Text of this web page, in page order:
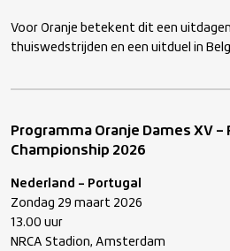
Voor Oranje betekent dit een
thuiswedstrijden en een uitduel in
Programma Oranje Dames XV –
Championship 2026
Nederland – Portugal
Zondag 29 maart 2026
13.00 uur
NRCA Stadion, Amsterdam